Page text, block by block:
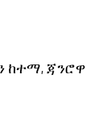
ከተማ, ጃንሮዋ